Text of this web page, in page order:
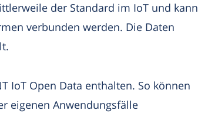
der Standard im IoT und kann
verbunden werden. Die Daten
IoT Open Data enthalten. So können
eigenen Anwendungsfälle